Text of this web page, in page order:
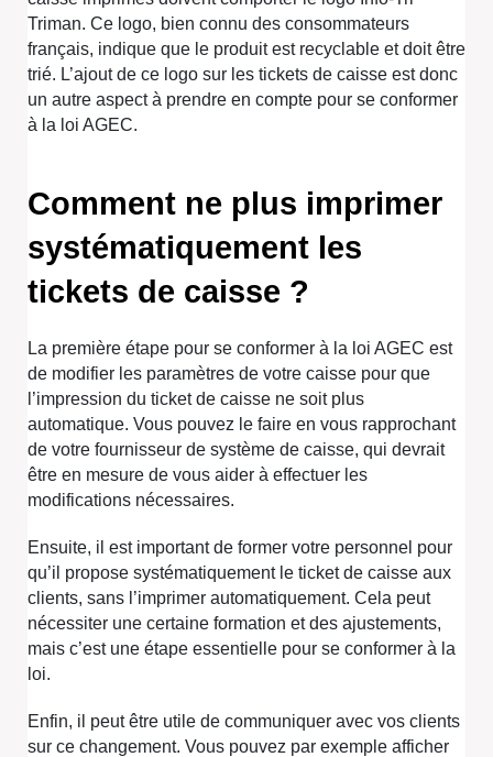
Triman. Ce logo, bien connu des consommateurs
français, indique que le produit est recyclable et doit être
trié. L’ajout de ce logo sur les tickets de caisse est donc
un autre aspect à prendre en compte pour se conformer
à la loi AGEC.
Comment ne plus imprimer
systématiquement les
tickets de caisse ?
La première étape pour se conformer à la loi AGEC est
de modifier les paramètres de votre caisse pour que
l’impression du ticket de caisse ne soit plus
automatique. Vous pouvez le faire en vous rapprochant
de votre fournisseur de système de caisse, qui devrait
être en mesure de vous aider à effectuer les
modifications nécessaires.
Ensuite, il est important de former votre personnel pour
qu’il propose systématiquement le ticket de caisse aux
clients, sans l’imprimer automatiquement. Cela peut
nécessiter une certaine formation et des ajustements,
mais c’est une étape essentielle pour se conformer à la
loi.
Enfin, il peut être utile de communiquer avec vos clients
sur ce changement. Vous pouvez par exemple afficher